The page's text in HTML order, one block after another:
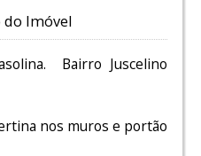
do Imóvel
Bairro Juscelino
nos muros e portão